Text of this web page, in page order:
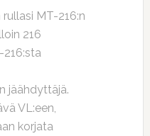
rullasi MT-216:n
216
216:sta
jäähdyttäjä.
VL:een,
korjata